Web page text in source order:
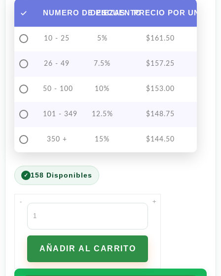
NUMERO DE PIEZAS
DESCUENTOPRECIO POR UNIDAD
10 - 25 5% $161.50
26 - 49 7.5% $157.25
50 - 100 10% $153.00
101 - 349 12.5% $148.75
350 + 15% $144.50
158 Disponibles
-
Enjuague
Bucal
Oral-
B
para
Gingivitis
350
AÑADIR AL CARRITO
+